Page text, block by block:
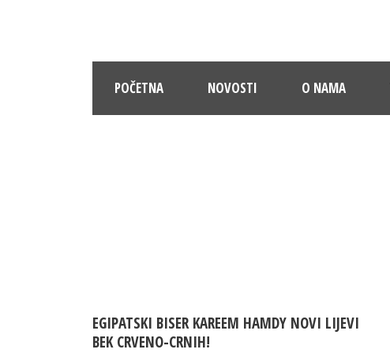
POČETNA NOVOSTI O NAMA
EGIPATSKI BISER KAREEM HAMDY NOVI LIJEVI
BEK CRVENO-CRNIH!